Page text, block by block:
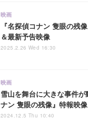
『名探偵コナン 隻眼の残
＆最新予告映像
映画
2025.2.26 Wed 16:30
雪山を舞台に大きな事件
ナン 隻眼の残像』特報映像
映画
2024.12.5 Thu 10:40